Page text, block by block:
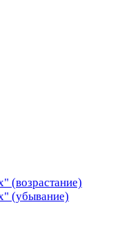
(возрастание)
(убывание)